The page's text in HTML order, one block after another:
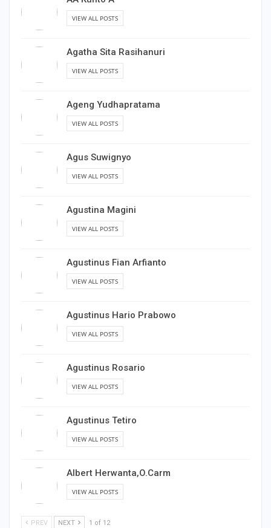
VIEW ALL POSTS
Agatha Sita Rasihanuri
VIEW ALL POSTS
Ageng Yudhapratama
VIEW ALL POSTS
Agus Suwignyo
VIEW ALL POSTS
Agustina Magini
VIEW ALL POSTS
Agustinus Fian Arfianto
VIEW ALL POSTS
Agustinus Hario Prabowo
VIEW ALL POSTS
Agustinus Rosario
VIEW ALL POSTS
Agustinus Tetiro
VIEW ALL POSTS
Albert Herwanta,O.Carm
VIEW ALL POSTS
PREV NEXT 1 of 12